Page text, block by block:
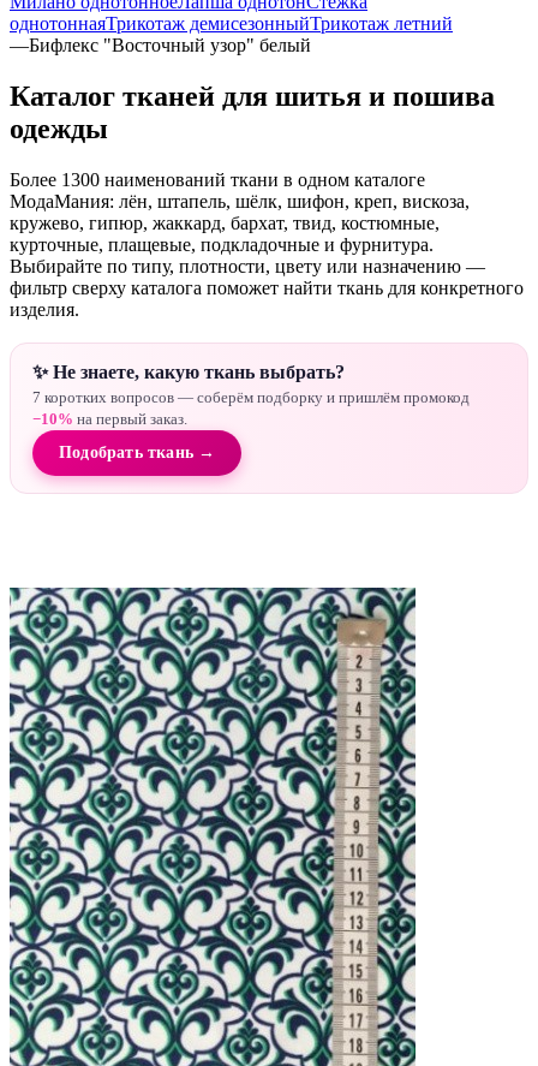
однотоннаяТрикотаж демисезонныйТрикотаж летний
—Бифлекс "Восточный узор" белый
Каталог тканей для шитья и пошива
одежды
Более 1300 наименований ткани в одном каталоге
МодаМания: лён, штапель, шёлк, шифон, креп, вискоза,
кружево, гипюр, жаккард, бархат, твид, костюмные,
курточные, плащевые, подкладочные и фурнитура.
Выбирайте по типу, плотности, цвету или назначению —
фильтр сверху каталога поможет найти ткань для конкретного
изделия.
✨ Не знаете, какую ткань выбрать?
7 коротких вопросов — соберём подборку и пришлём промокод
−10% на первый заказ.
Подобрать ткань →